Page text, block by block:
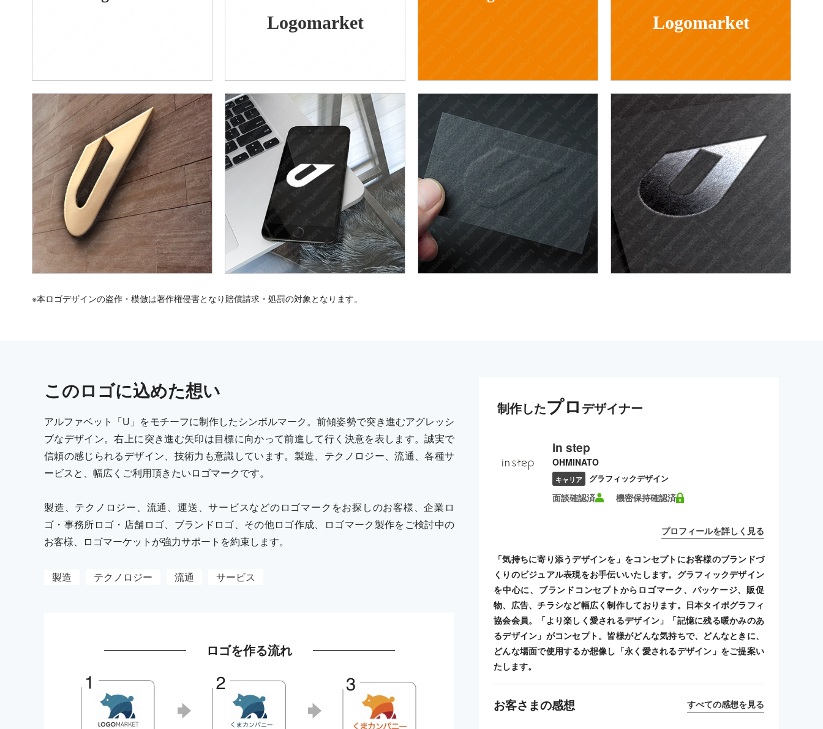
Logomarket Logomarket
※本ロゴデザインの盗作・模倣は著作権侵害となり賠償請求・処罰の対象となります。
このロゴに込めた想い
アルファベット「U」をモチーフに制作したシンボルマーク。前傾姿勢で突き進むアグレッシ
ブなデザイン。右上に突き進む矢印は目標に向かって前進して行く決意を表します。誠実で
信頼の感じられるデザイン、技術力も意識しています。製造、テクノロジー、流通、各種サ
ービスと、幅広くご利用頂きたいロゴマークです。
製造、テクノロジー、流通、運送、サービスなどのロゴマークをお探しのお客様、企業ロ
ゴ・事務所ロゴ・店舗ロゴ、ブランドロゴ、その他ロゴ作成、ロゴマーク製作をご検討中の
お客様、ロゴマーケットが強力サポートを約束します。
製造 テクノロジー 流通 サービス
ロゴを作る流れ
制作したプロ デザイナー
in step
OHMINATO
キャリア グラフィックデザイン
面談確認済 機密保持確認済
プロフィールを詳しく見る
「気持ちに寄り添うデザインを」をコンセプトにお客様のブランドづ
くりのビジュアル表現をお手伝いいたします。グラフィックデザイン
を中心に、ブランドコンセプトからロゴマーク、パッケージ、販促
物、広告、チラシなど幅広く制作しております。日本タイポグラフィ
協会会員。「より楽しく愛されるデザイン」「記憶に残る暖かみのあ
るデザイン」がコンセプト。皆様がどんな気持ちで、どんなときに、
どんな場面で使用するか想像し「永く愛されるデザイン」をご提案い
たします。
お客さまの感想 すべての感想を見る